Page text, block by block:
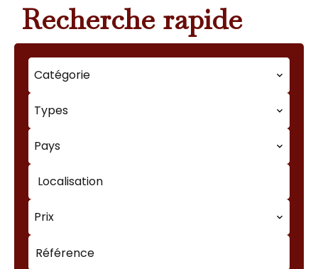
Recherche rapide
Catégorie
Types
Pays
Localisation
Prix